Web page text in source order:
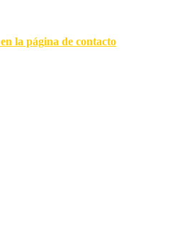
en la página de contacto